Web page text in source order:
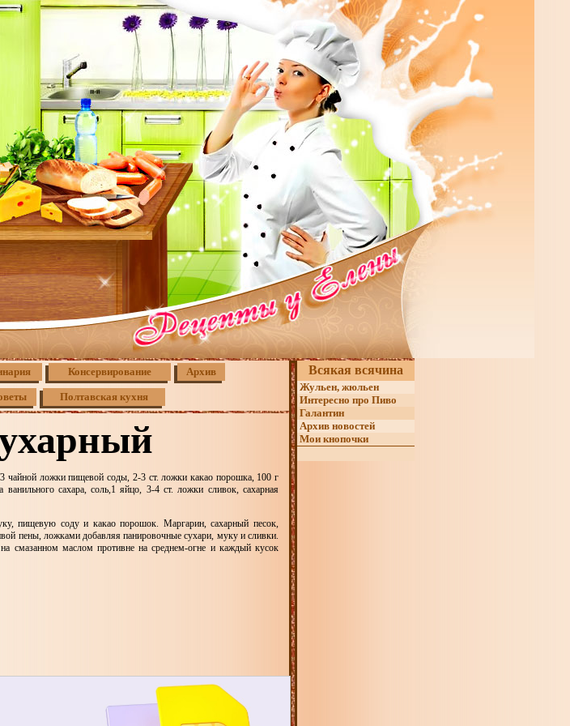
Консервирование Архив
Полтавская кухня
чайной ложки пищевой соды, 2-3 ст. ложки какао порошка, 100 г
сахара, соль,1 яйцо, 3-4 ст. ложки сливок, сахарная
пищевую соду и какао порошок. Маргарин, сахарный песок,
пены, ложками добавляя панировочные сухари, муку и сливки.
смазанном маслом противне на среднем-огне и каждый кусок
Всякая всячина
Жульен, жюльен
Интересно про Пиво
Галантин
Архив новостей
Мои кнопочки